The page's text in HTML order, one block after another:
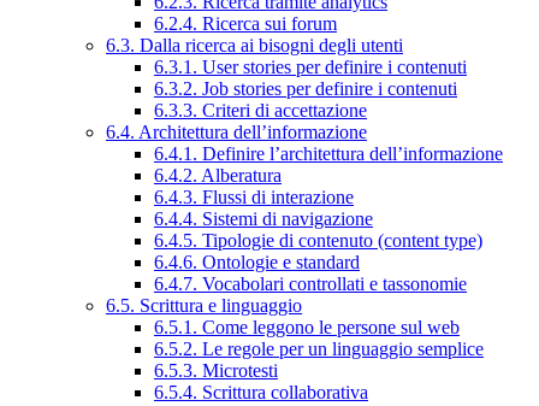
6.2.4. Ricerca sui forum
6.3. Dalla ricerca ai bisogni degli utenti
6.3.1. User stories per definire i contenuti
6.3.2. Job stories per definire i contenuti
6.3.3. Criteri di accettazione
6.4. Architettura dell’informazione
6.4.1. Definire l’architettura dell’informazione
6.4.2. Alberatura
6.4.3. Flussi di interazione
6.4.4. Sistemi di navigazione
6.4.5. Tipologie di contenuto (content type)
6.4.6. Ontologie e standard
6.4.7. Vocabolari controllati e tassonomie
6.5. Scrittura e linguaggio
6.5.1. Come leggono le persone sul web
6.5.2. Le regole per un linguaggio semplice
6.5.3. Microtesti
6.5.4. Scrittura collaborativa